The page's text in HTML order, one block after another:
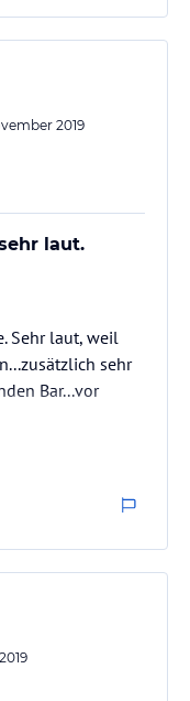
2019
laut.
Sehr laut, weil
sehr
Bar...vor